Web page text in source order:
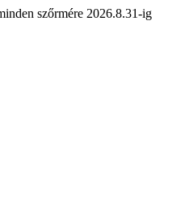
szőrmére 2026.8.31-ig